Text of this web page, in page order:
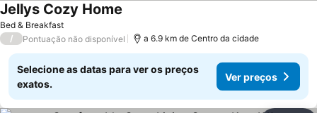
Bed & Breakfast
Jellys Cozy Home
/ Pontuação não disponível a 6.9 km de Centro da cidade
Selecione as datas para ver os preços
exatos.
Ver preços